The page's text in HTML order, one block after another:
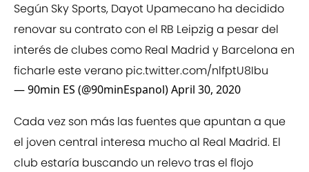
Según Sky Sports, Dayot Upamecano ha decidido
renovar su contrato con el RB Leipzig a pesar del
interés de clubes como Real Madrid y Barcelona en
ficharle este verano pic.twitter.com/nlfptU8Ibu
— 90min ES (@90minEspanol)April 30, 2020
Cada vez son más las fuentes que apuntan a que
el joven central interesa mucho al Real Madrid. El
club estaría buscando un relevo tras el flojo